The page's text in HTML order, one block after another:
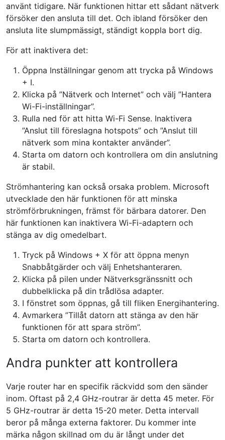
använt tidigare. När funktionen hittar ett sådant nätverk
försöker den ansluta till det. Och ibland försöker den
ansluta lite slumpmässigt, ständigt koppla bort dig.
För att inaktivera det:
Öppna Inställningar genom att trycka på Windows
+ I.
Klicka på ”Nätverk och Internet” och välj ”Hantera
Wi-Fi-inställningar”.
Rulla ned för att hitta Wi-Fi Sense. Inaktivera
”Anslut till föreslagna hotspots” och ”Anslut till
nätverk som mina kontakter använder”.
Starta om datorn och kontrollera om din anslutning
är stabil.
Strömhantering kan också orsaka problem. Microsoft
utvecklade den här funktionen för att minska
strömförbrukningen, främst för bärbara datorer. Den
här funktionen kan inaktivera Wi-Fi-adaptern och
stänga av dig omedelbart.
Tryck på Windows + X för att öppna menyn
Snabbåtgärder och välj Enhetshanteraren.
Klicka på pilen under Nätverksgränssnitt och
dubbelklicka på din trådlösa adapter.
I fönstret som öppnas, gå till fliken Energihantering.
Avmarkera ”Tillåt datorn att stänga av den här
funktionen för att spara ström”.
Starta om datorn och kontrollera.
Andra punkter att kontrollera
Varje router har en specifik räckvidd som den sänder
inom. Oftast på 2,4 GHz-routrar är detta 45 meter. För
5 GHz-routrar är detta 15-20 meter. Detta intervall
beror på många externa faktorer. Du kommer inte
märka någon skillnad om du är långt under det